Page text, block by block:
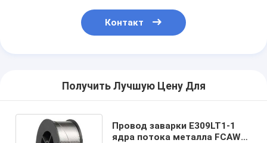
Контакт
Получить Лучшую Цену Для
Провод заварки E309LT1-1
ядра потока металла FCAW